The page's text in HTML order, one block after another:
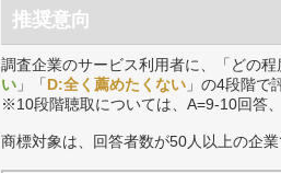
推奨意向
調査企業のサービス利用者に、「どの
い 」「D:全く薦めたくない 」の4段階で
※10段階聴取については、A=9-10回答
商標対象は、回答者数が50人以上の企業